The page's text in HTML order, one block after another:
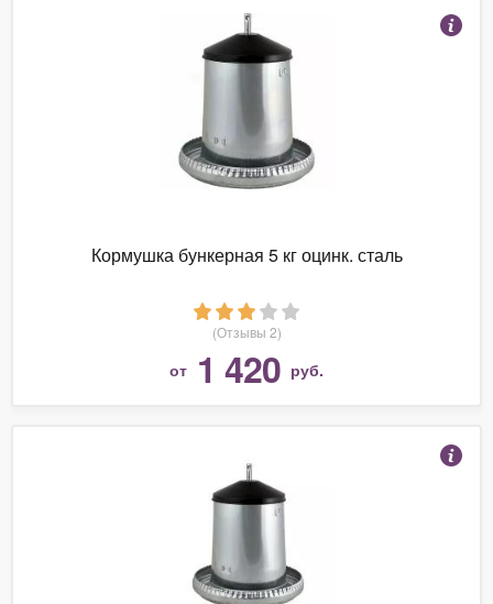
Кормушка бункерная 5 кг оцинк. сталь
(Отзывы 2)
от 1 420 руб.